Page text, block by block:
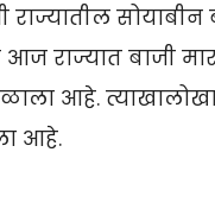
राज्यातील
आज राज्यात बाजी
आहे.
आहे.